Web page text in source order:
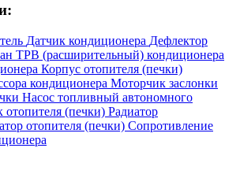
Датчик кондиционера Дефлектор
ТРВ (расширительный) кондиционера
Корпус отопителя (печки)
кондиционера Моторчик заслонки
Насос топливный автономного
отопителя (печки) Радиатор
отопителя (печки) Сопротивление